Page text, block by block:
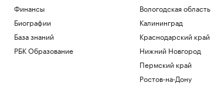
Общество
В Уганде местную звезду футбола
избили до смерти во время ограбления
Спорт
Финансы после 60: ошибки, которые
Финансы
Биографии
База знаний
РБК Образование
Вологодская область
Калининград
Краснодарский край
Нижний Новгород
Пермский край
Ростов-на-Дону